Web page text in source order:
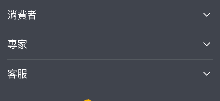
關於我們
部落格
加入我們
消費者
買服務
熱門服務
專家
案件中心
客服